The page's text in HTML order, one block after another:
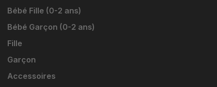
Bébé Fille (0-2 ans)
Bébé Garçon (0-2 ans)
Fille
Garçon
Accessoires